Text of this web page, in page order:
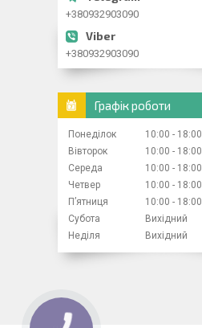
+380932903090
+380932903090
Графік роботи
Понеділок 10:00
18:00
Вівторок
10:00
18:00
Середа
10:00
18:00
Четвер
10:00
18:00
Пʼятниця
10:00
18:00
Субота
Вихідний
Неділя
Вихідний